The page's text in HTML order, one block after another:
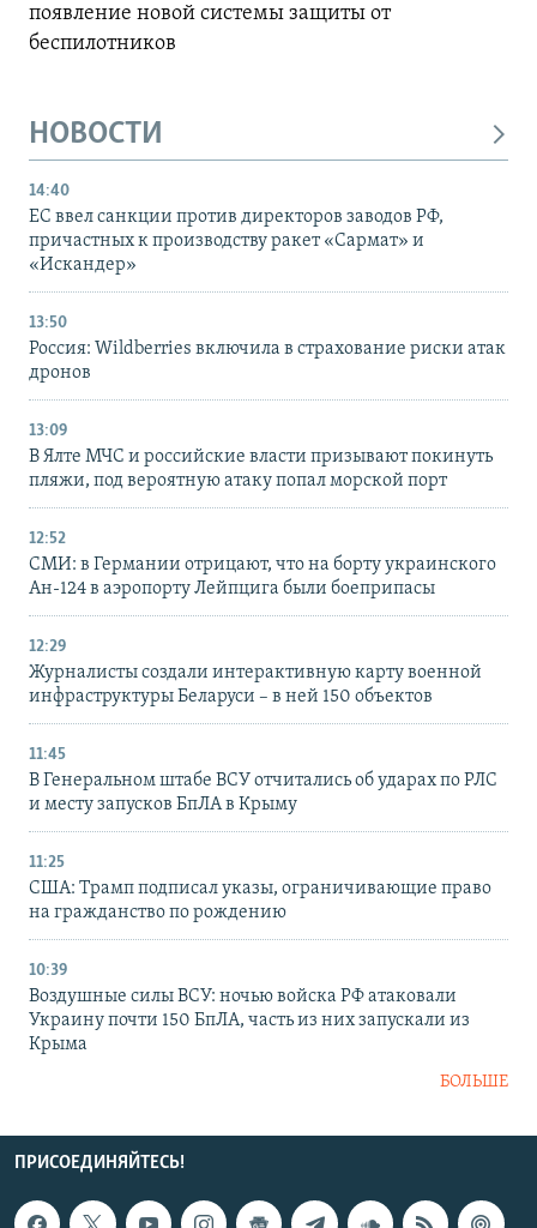
появление новой системы защиты от
беспилотников
НОВОСТИ
14:40
ЕС ввел санкции против директоров заводов РФ,
причастных к производству ракет «Сармат» и
«Искандер»
13:50
Россия: Wildberries включила в страхование риски атак
дронов
13:09
В Ялте МЧС и российские власти призывают покинуть
пляжи, под вероятную атаку попал морской порт
12:52
СМИ: в Германии отрицают, что на борту украинского
Ан-124 в аэропорту Лейпцига были боеприпасы
12:29
Журналисты создали интерактивную карту военной
инфраструктуры Беларуси – в ней 150 объектов
11:45
В Генеральном штабе ВСУ отчитались об ударах по РЛС
и месту запусков БпЛА в Крыму
11:25
США: Трамп подписал указы, ограничивающие право
на гражданство по рождению
10:39
Воздушные силы ВСУ: ночью войска РФ атаковали
Украину почти 150 БпЛА, часть из них запускали из
Крыма
БОЛЬШЕ
ПРИСОЕДИНЯЙТЕСЬ!